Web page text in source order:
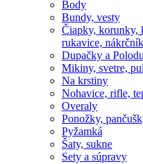
Body
Bundy, vesty
Čiapky, korunky,
rukavice,
Dupačky a
Mikiny, svetre,
Na krstiny
Nohavice, rifle,
Overaly
Ponožky,
Pyžamká
Šaty, sukne
Sety a súpravy